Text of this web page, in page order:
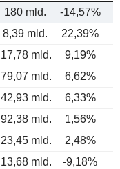
180 mld. -14,57%
8,39 mld. 22,39%
17,78 mld. 9,19%
79,07 mld. 6,62%
42,93 mld. 6,33%
92,38 mld. 1,56%
23,45 mld. 2,48%
13,68 mld. -9,18%